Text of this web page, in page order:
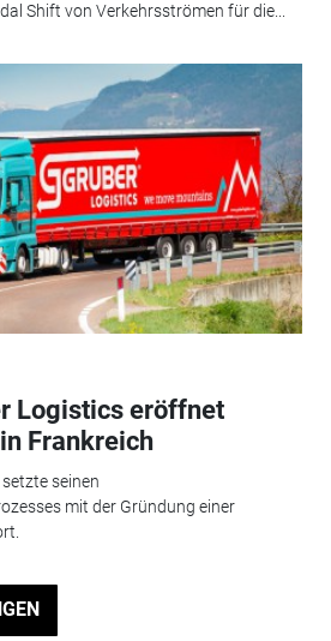
Shift von Verkehrsströmen für die...
Logistics eröffnet
Frankreich
seinen
mit der Gründung einer